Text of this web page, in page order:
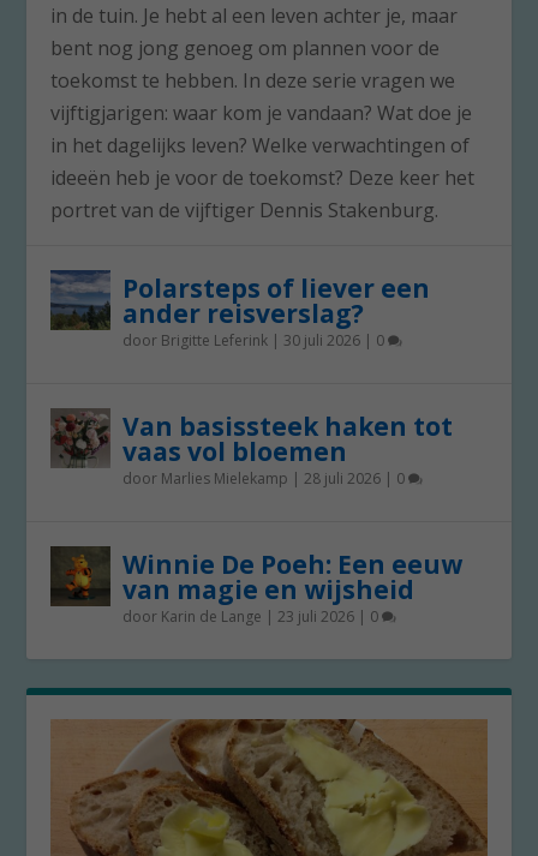
in de tuin. Je hebt al een leven achter je, maar
bent nog jong genoeg om plannen voor de
toekomst te hebben. In deze serie vragen we
vijftigjarigen: waar kom je vandaan? Wat doe je
in het dagelijks leven? Welke verwachtingen of
ideeën heb je voor de toekomst? Deze keer het
portret van de vijftiger Dennis Stakenburg.
Polarsteps of liever een
ander reisverslag?
door Brigitte Leferink | 30 juli 2026 | 0
Van basissteek haken tot
vaas vol bloemen
door Marlies Mielekamp |28 juli 2026 | 0
Winnie De Poeh: Een eeuw
van magie en wijsheid
door Karin de Lange |23 juli 2026 | 0